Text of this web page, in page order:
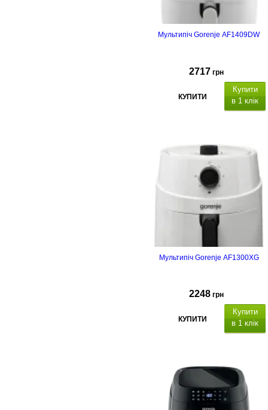
Мультипіч Gorenje AF1409DW
2717 грн
КУПИТИ
Купити
в 1 клік
Мультипіч Gorenje AF1300XG
2248 грн
КУПИТИ
Купити
в 1 клік